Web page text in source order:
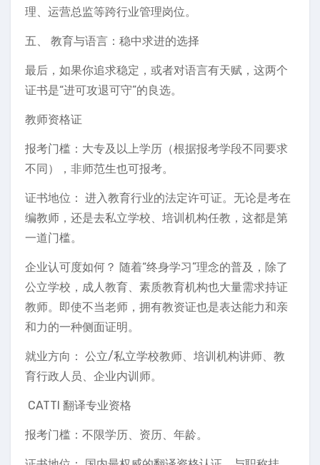
理、运营总监等跨行业管理岗位。
五、 教育与语言：稳中求进的选择
最后，如果你追求稳定，或者对语言有天赋，这两个
证书是“进可攻退可守”的良选。
教师资格证
报考门槛：大专及以上学历（根据报考学段不同要求
不同），非师范生也可报考。
证书地位： 进入教育行业的法定许可证。无论是考在
编教师，还是去私立学校、培训机构任教，这都是第
一道门槛。
企业认可度如何？ 随着“终身学习”理念的普及，除了
公立学校，成人教育、素质教育机构也大量需求持证
教师。即使不当老师，拥有教资证也是表达能力和亲
和力的一种侧面证明。
就业方向： 公立/私立学校教师、培训机构讲师、教
育行政人员、企业内训师。
️ CATTI 翻译专业资格
报考门槛：不限学历、资历、年龄。